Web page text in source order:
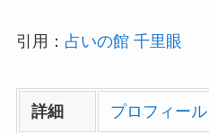
引用： 占いの館 千里眼
詳細 プロフィール